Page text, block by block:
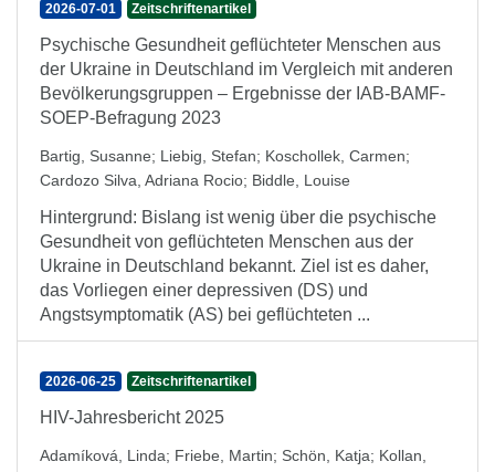
2026-07-01 Zeitschriftenartikel
Psychische Gesundheit geflüchteter Menschen aus
der Ukraine in Deutschland im Vergleich mit anderen
Bevölkerungsgruppen – Ergebnisse der IAB-BAMF-
SOEP-Befragung 2023
Bartig, Susanne; Liebig, Stefan; Koschollek, Carmen;
Cardozo Silva, Adriana Rocio; Biddle, Louise
Hintergrund: Bislang ist wenig über die psychische
Gesundheit von geflüchteten Menschen aus der
Ukraine in Deutschland bekannt. Ziel ist es daher,
das Vorliegen einer depressiven (DS) und
Angstsymptomatik (AS) bei geflüchteten ...
2026-06-25 Zeitschriftenartikel
HIV-Jahresbericht 2025
Adamíková, Linda; Friebe, Martin; Schön, Katja; Kollan,